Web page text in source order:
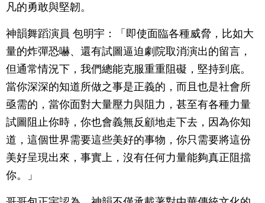
凡的勇敢與堅韌。
神韻舞蹈演員 包明宇：「即使面臨各種威脅，比如大
量的炸彈恐嚇、還有試圖逼迫劇院取消演出的留言，
但通常情況下，我們總能克服重重阻礙，堅持到底。
當你深深的知道所做之事是正義的，而且也是社會所
亟需的，當你面對大量壓力與阻力，甚至有各種力量
試圖阻止你時，你也會義無反顧地走下去，因為你知
道，這個世界需要這些美好的事物，你只需要將這份
美好呈現出來，事實上，沒有任何力量能夠真正阻擋
你。」